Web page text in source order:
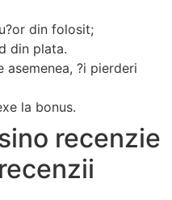
din folosit;
din plata.
asemenea, ?i pierderi
la bonus.
recenzie